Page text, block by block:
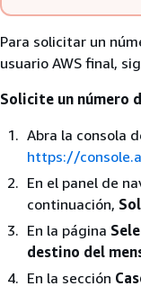
Para solicitar un
usuario AWS final,
Solicite un número
Abra la consola
https://
En el panel de
continuación,
En la página
destino del
En la sección